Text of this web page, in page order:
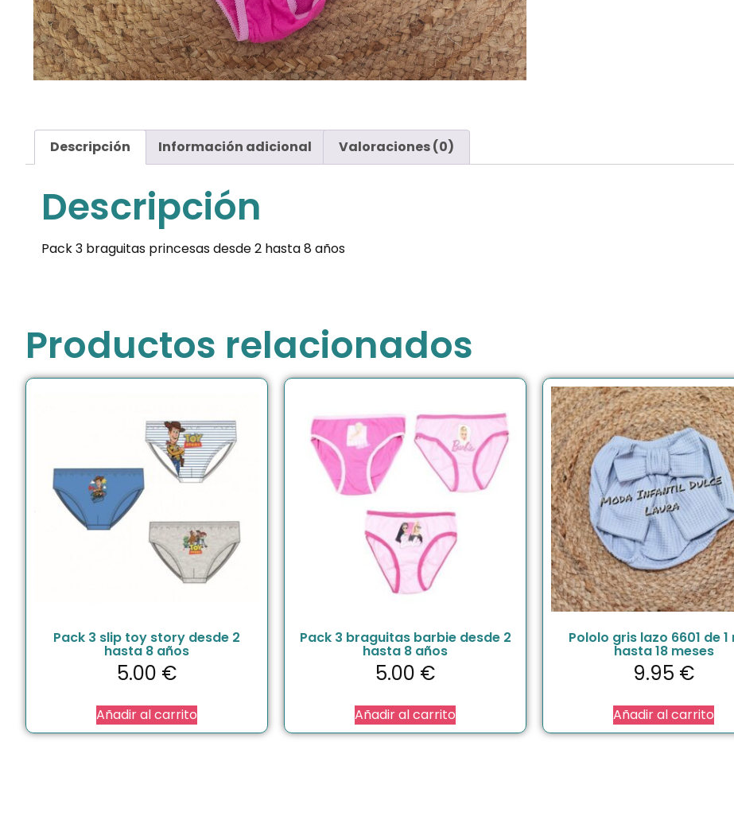
Descripción Información adicional Valoraciones (0)
Descripción
Pack 3 braguitas princesas desde 2 hasta 8 años
Productos relacionados
Pack 3 slip toy story desde 2
hasta 8 años
5.00 €
Añadir al carrito
Pack 3 braguitas barbie desde 2
hasta 8 años
5.00 €
Añadir al carrito
Pololo gris lazo 6601 de 1
hasta 18 meses
9.95 €
Añadir al carrito